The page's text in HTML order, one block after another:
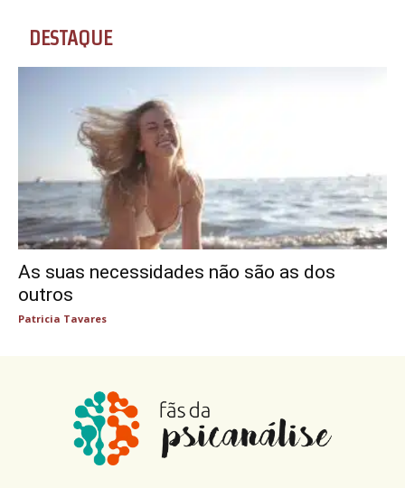
DESTAQUE
As suas necessidades não são as dos
outros
Patricia Tavares